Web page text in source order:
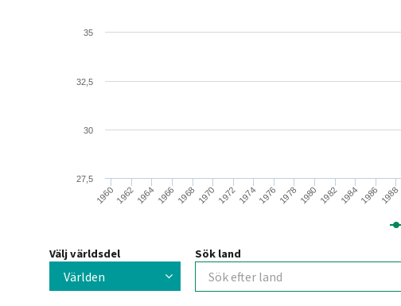
196019621964 1966 1968 1970 197219741976 1978 1980 198219841986 1988
27,5
30
32,5
35
Välj världsdel
Världen
Sök land